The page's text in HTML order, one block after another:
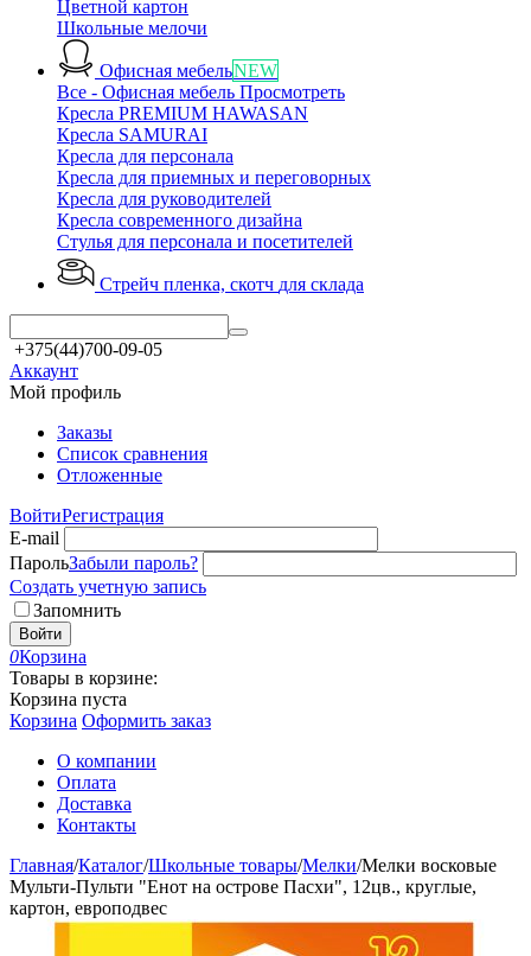
Цветной картон
Школьные мелочи
Офисная мебельNEW
Все - Офисная мебель Просмотреть
Кресла PREMIUM HAWASAN
Кресла SAMURAI
Кресла для персонала
Кресла для приемных и переговорных
Кресла для руководителей
Кресла современного дизайна
Стулья для персонала и посетителей
Стрейч пленка, скотч для склада
+375(44)700-09-05
Аккаунт
Мой профиль
Заказы
Список сравнения
Отложенные
ВойтиРегистрация
E-mail
ПарольЗабыли пароль?
Создать учетную запись
Запомнить
Войти
0Корзина
Товары в корзине:
Корзина пуста
Корзина Оформить заказ
О компании
Оплата
Доставка
Контакты
Главная/Каталог/Школьные товары/Мелки/Мелки восковые
Мульти-Пульти "Енот на острове Пасхи", 12цв., круглые,
картон, европодвес